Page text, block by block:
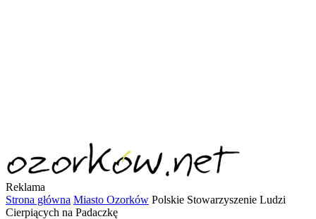
Reklama
Strona główna Miasto Ozorków Polskie Stowarzyszenie Ludzi
Cierpiących na Padaczkę